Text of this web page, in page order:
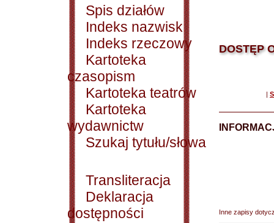
Spis działów
Indeks nazwisk
Indeks rzeczowy
Kartoteka
czasopism
Kartoteka teatrów
Kartoteka
wydawnictw
Szukaj tytułu/słowa
Transliteracja
Deklaracja
dostępności
DOSTĘP
|
Inne zapisy